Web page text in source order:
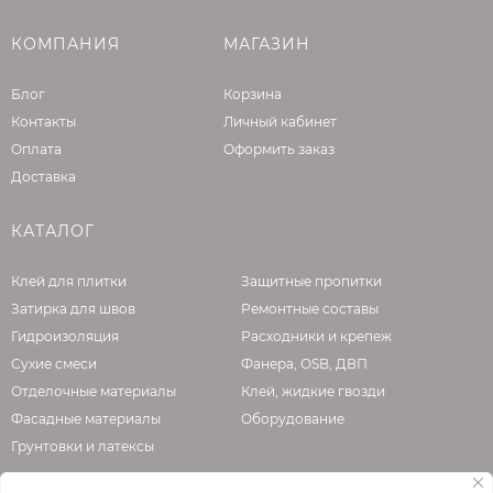
меняться в зависимости от температуры и
уборка окрашенной поверхности может
производиться не ранее, чем через 28 дней
после окрашивания. При использовании
метода безвоздушного нанесения краску
сито.
КОМПАНИЯ
Блог
Контакты
Оплата
Доставка
МАГАЗИН
Корзина
Личный кабинет
Оформить заказ
КАТАЛОГ
Клей для плитки
Затирка для швов
Гидроизоляция
Сухие смеси
Отделочные материалы
Фасадные материалы
Грунтовки и латексы
Защитные пропитки
Ремонтные составы
Расходники и крепеж
Фанера, OSB, ДВП
Клей, жидкие гвозди
Оборудование